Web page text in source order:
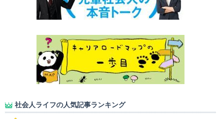
社会人ライフの人気記事ランキング